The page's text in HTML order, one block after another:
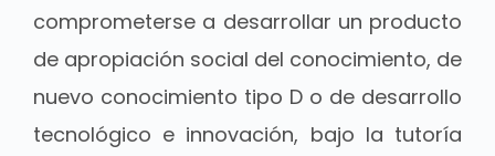
comprometerse a desarrollar un producto
de apropiación social del conocimiento, de
nuevo conocimiento tipo D o de desarrollo
tecnológico e innovación, bajo la tutoría